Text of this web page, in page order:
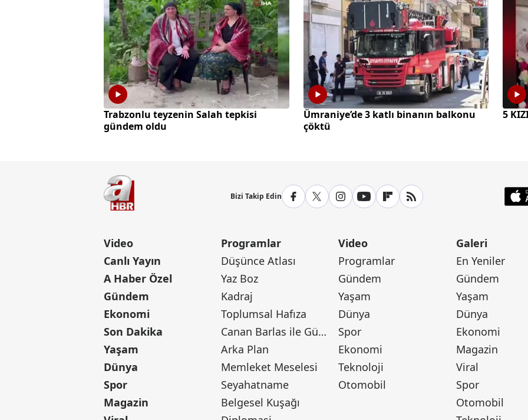
Trabzonlu teyzenin Salah tepkisi
gündem oldu
Ümraniye’de 3 katlı binanın balkonu
çöktü
5
Bizi Takip Edin
Video
Canlı Yayın
A Haber Özel
Gündem
Ekonomi
Son Dakika
Yaşam
Dünya
Spor
Magazin
Programlar
Düşünce Atlası
Yaz Boz
Kadraj
Toplumsal Hafıza
Canan Barlas ile Gündem
Arka Plan
Memleket Meselesi
Seyahatname
Belgesel Kuşağı
Video
Programlar
Gündem
Yaşam
Dünya
Spor
Ekonomi
Teknoloji
Otomobil
Galeri
En Yeniler
Gündem
Yaşam
Dünya
Ekonomi
Magazin
Viral
Spor
Otomobil